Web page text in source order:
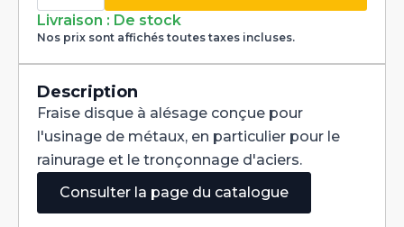
3
Tailles
Denture
DIN
885A
HSS
125X9X32
Livraison : De stock
Nos prix sont affichés toutes taxes incluses.
Description
Fraise disque à alésage conçue pour
l'usinage de métaux, en particulier pour le
rainurage et le tronçonnage d'aciers.
Consulter la page du catalogue